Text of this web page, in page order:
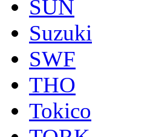
SUN
Suzuki
SWF
THO
Tokico